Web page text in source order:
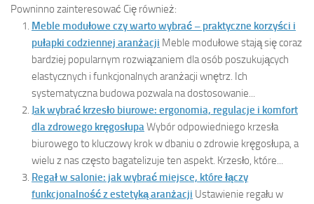
Powninno zainteresować Cię również:
Meble modułowe czy warto wybrać – praktyczne korzyści i
pułapki codziennej aranżacji Meble modułowe stają się coraz
bardziej popularnym rozwiązaniem dla osób poszukujących
elastycznych i funkcjonalnych aranżacji wnętrz. Ich
systematyczna budowa pozwala na dostosowanie...
Jak wybrać krzesło biurowe: ergonomia, regulacje i komfort
dla zdrowego kręgosłupaWybór odpowiedniego krzesła
biurowego to kluczowy krok w dbaniu o zdrowie kręgosłupa, a
wielu z nas często bagatelizuje ten aspekt. Krzesło, które...
Regał w salonie: jak wybrać miejsce, które łączy
funkcjonalność z estetyką aranżacji Ustawienie regału w